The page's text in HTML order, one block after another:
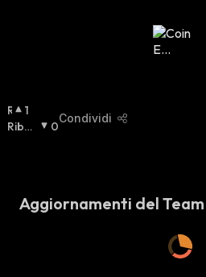
R
I
1
Ribas
0
Condividi
Aggiornamenti del Team